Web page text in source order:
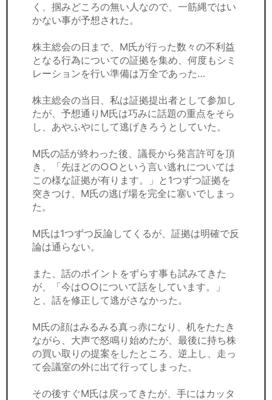
く、掴みどころの無い人なので、一筋縄ではい
かない事が予想された。
株主総会の日まで、M氏が行った数々の不利益
となる行為についての証拠を集め、何度もシミ
レーションを行い準備は万全であった…
株主総会の当日、私は証拠提出者として参加し
たが、予想通りM氏は巧みに話題の重点をそら
し、あやふやにして逃げきろうとしていた。
M氏の話が終わった後、議長から発言許可を頂
き、「先ほどの○○という言い逃れについては
この様な証拠が有ります。」と1つずつ証拠を
突きつけ、M氏の逃げ場を完全に塞いでしまっ
た。
M氏は1つずつ反論してくるが、証拠は明確で反
論は通らない。
また、話のポイントをずらす事も試みてきた
が、「今は○○について話をしています。」
と、話を修正して逃がさなかった。
M氏の顔はみるみる真っ赤になり、机をたたき
ながら、大声で怒鳴り始めたが、最後に持ち株
の買い取りの提案をしたところ、逆上し、走っ
て会議室の外に出て行ってしまった。
その後すぐM氏は戻ってきたが、手にはカッタ